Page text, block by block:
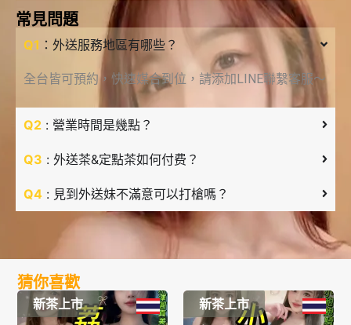
常見問題
Q1 ：外送服務地區有哪些？
全台皆可預約，快速媒合到位，請添加LINE聯繫客服～
Q2 : 營業時間是幾點？
Q3 : 外送茶&定點茶如何付费？
Q4 : 見到外送妹不滿意可以打槍嗎？
猜你喜歡
新茶上市 新茶上市